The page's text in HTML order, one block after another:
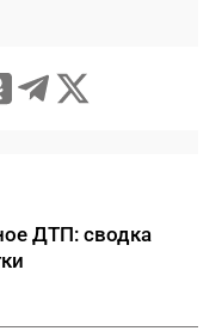
ДТП: сводка